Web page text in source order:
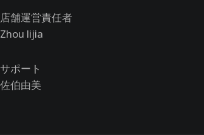
店舗運営責任者
Zhou lijia
サポート
佐伯由美